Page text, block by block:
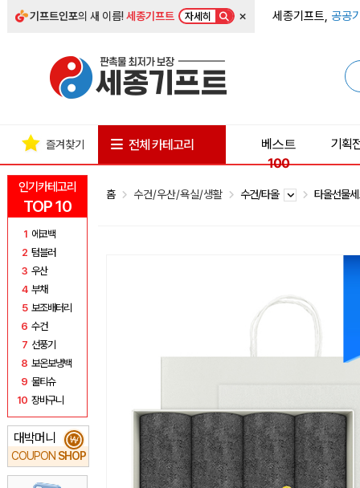
기프트인포의 새 이름!세종기프트 자세히 × 세종기프트, 공공
인기카테고리
TOP 10
1 에코백
2 텀블러
3 우산
4 부채
5 보조배터리
6 수건
7 선풍기
8 보온보냉백
9 물티슈
10 장바구니
대박머니
COUPON SHOP
₩
즐겨찾기 전체 카테고리
베스트
100
기획
홈 수건/우산/욕실/생활 수건/타올 타올선물